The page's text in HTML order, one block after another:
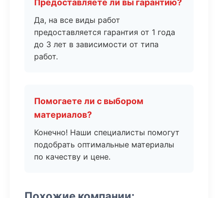
Предоставляете ли вы гарантию?
Да, на все виды работ
предоставляется гарантия от 1 года
до 3 лет в зависимости от типа
работ.
Помогаете ли с выбором
материалов?
Конечно! Наши специалисты помогут
подобрать оптимальные материалы
по качеству и цене.